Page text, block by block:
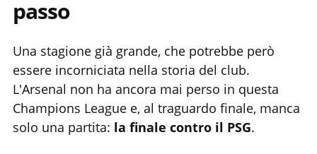
passo
Una stagione già grande, che potrebbe però
essere incorniciata nella storia del club.
L'Arsenal non ha ancora mai perso in questa
Champions League e, al traguardo finale, manca
solo una partita: la finale contro il PSG.